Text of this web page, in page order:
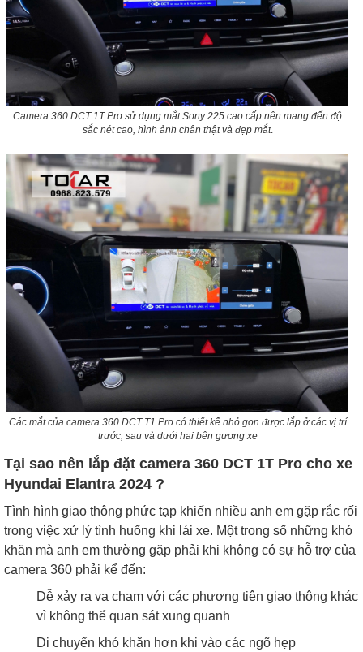
Camera 360 DCT 1T Pro sử dụng mắt Sony 225 cao cấp nên mang đến độ
sắc nét cao, hình ảnh chân thật và đẹp mắt.
Các mắt của camera 360 DCT T1 Pro có thiết kế nhỏ gọn được lắp ở các vị trí
trước, sau và dưới hai bên gương xe
Tại sao nên lắp đặt camera 360 DCT 1T Pro cho xe
Hyundai Elantra 2024 ?
Tình hình giao thông phức tạp khiến nhiều anh em gặp rắc rối
trong việc xử lý tình huống khi lái xe. Một trong số những khó
khăn mà anh em thường gặp phải khi không có sự hỗ trợ của
camera 360 phải kể đến:
Dễ xảy ra va chạm với các phương tiện giao thông khác
vì không thể quan sát xung quanh
Di chuyển khó khăn hơn khi vào các ngõ hẹp